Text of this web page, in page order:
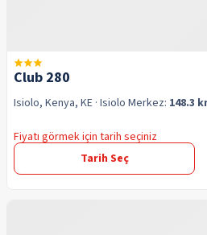
Club 280
Isiolo, Kenya, KE · Isiolo Merkez: 148.3
Fiyatı görmek için tarih seçiniz
Tarih Seç